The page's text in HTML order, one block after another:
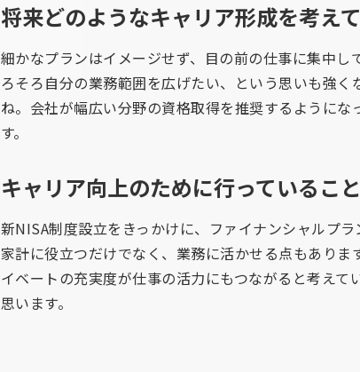
将来どのようなキャリア形成を考えて
細かなプランはイメージせず、目の前の仕事に集中
ろそろ自分の業務範囲を広げたい、という思いも強
ね。会社が幅広い分野の資格取得を推奨するように
す。
キャリア向上のために行っているこ
新NISA制度設立をきっかけに、ファイナンシャルプ
家計に役立つだけでなく、業務に活かせる点もあり
イベートの充実度が仕事の活力にもつながると考え
思います。